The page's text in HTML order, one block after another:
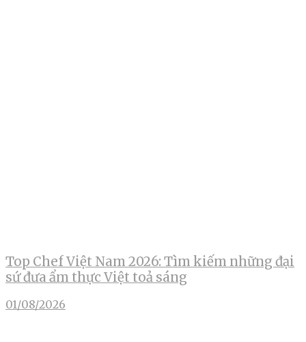
Top Chef Việt Nam 2026: Tìm kiếm những đại
sứ đưa ẩm thực Việt toả sáng
01/08/2026